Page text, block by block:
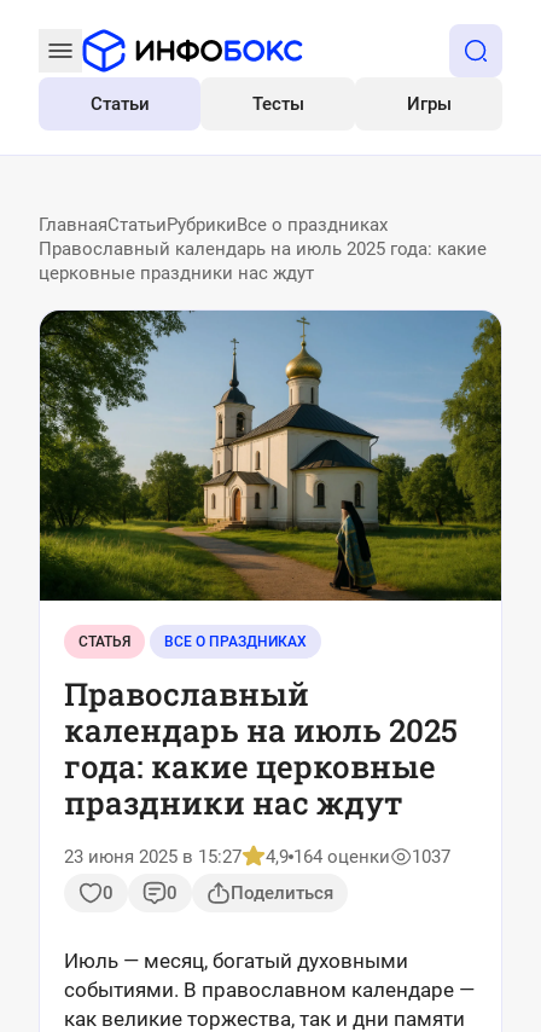
Все
Статьи Тесты Игры
ГлавнаяСтатьиРубрикиВсе о праздниках
Православный календарь на июль 2025 года: какие
церковные праздники нас ждут
СТАТЬЯ ВСЕ О ПРАЗДНИКАХ
Православный
календарь на июль 2025
года: какие церковные
праздники нас ждут
23 июня 2025 в 15:27 4,9 164 оценки
1037
0
0 Поделиться
Июль — месяц, богатый духовными
событиями. В православном календаре —
как великие торжества, так и дни памяти